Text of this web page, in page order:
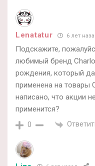
Lenatatur 6 лет
Подскажите,
любимый бренд
рождения, который
применена на товары
написано, что акции
применится?
0